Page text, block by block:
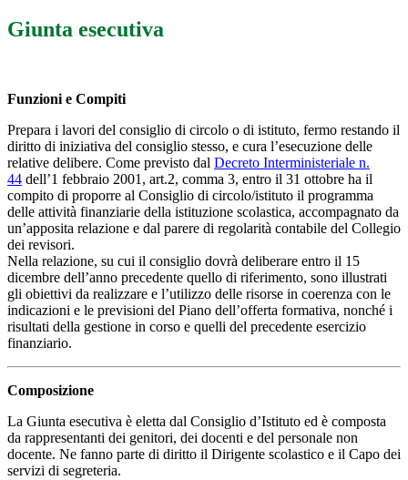
Giunta esecutiva
Funzioni e Compiti
Prepara i lavori del consiglio di circolo o di istituto, fermo restando il
diritto di iniziativa del consiglio stesso, e cura l’esecuzione delle
relative delibere. Come previsto dal Decreto Interministeriale n.
44 dell’1 febbraio 2001, art.2, comma 3, entro il 31 ottobre ha il
compito di proporre al Consiglio di circolo/istituto il programma
delle attività finanziarie della istituzione scolastica, accompagnato da
un’apposita relazione e dal parere di regolarità contabile del Collegio
dei revisori.
Nella relazione, su cui il consiglio dovrà deliberare entro il 15
dicembre dell’anno precedente quello di riferimento, sono illustrati
gli obiettivi da realizzare e l’utilizzo delle risorse in coerenza con le
indicazioni e le previsioni del Piano dell’offerta formativa, nonché i
risultati della gestione in corso e quelli del precedente esercizio
finanziario.
Composizione
La Giunta esecutiva è eletta dal Consiglio d’Istituto ed è composta
da rappresentanti dei genitori, dei docenti e del personale non
docente. Ne fanno parte di diritto il Dirigente scolastico e il Capo dei
servizi di segreteria.